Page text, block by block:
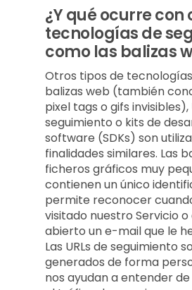
¿Y qué ocurre con
tecnologías de
como las balizas
Otros tipos de
balizas web (también
pixel tags o gifs invisibles),
seguimiento o kits de
software (SDKs) son
finalidades similares. Las
ficheros gráficos muy
contienen un único
permite reconocer
visitado nuestro Servicio
abierto un e-mail que le
Las URLs de seguimiento
generados de forma
nos ayudan a entender